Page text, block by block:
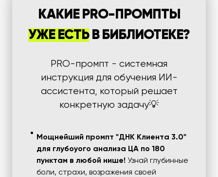
КАКИЕ PRO-ПРОМПТЫ
УЖЕ ЕСТЬВ БИБЛИОТЕКЕ?
PRO-промпт - системная
инструкция для обучения ИИ-
ассистента, который решает
конкретную задачу💡
Мощнейший промпт "ДНК Клиента 3.0"
для глубоуого анализа ЦА по 180
пунктам в любой нише! Узнай глубинные
боли, страхи, возражения своей